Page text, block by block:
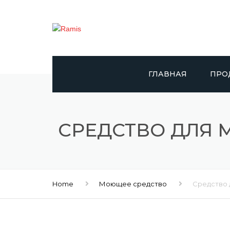
ГЛАВНАЯ
DAY
СРЕДСТВО ДЛЯ
Home Моющее средство Средство